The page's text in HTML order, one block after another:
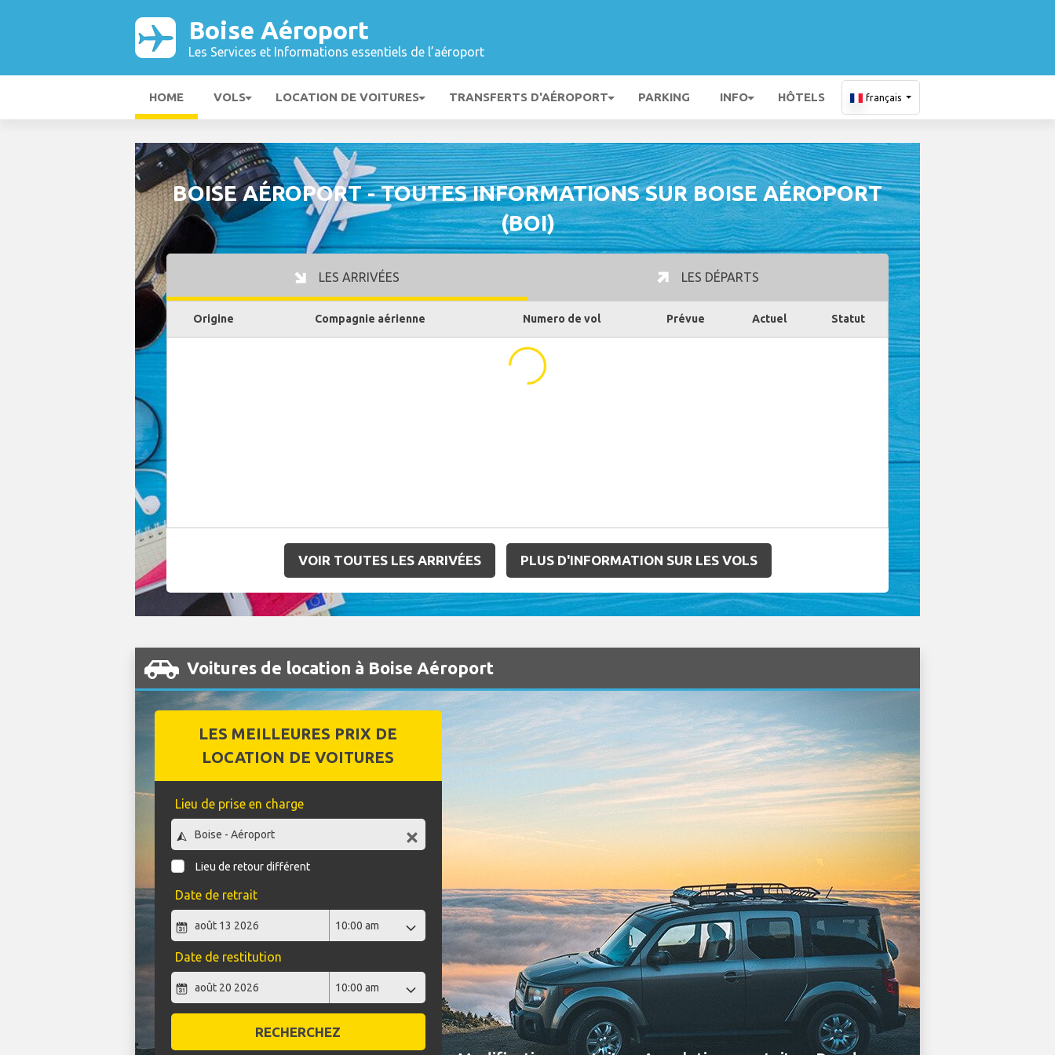
Boise Aéroport
Les Services et Informations essentiels de l’aéroport
HOME VOLS LOCATION DE VOITURES TRANSFERTS D'AÉROPORT PARKING INFO HÔTELS français
BOISE AÉROPORT - TOUTES INFORMATIONS SUR BOISE AÉROPORT
(BOI)
LES ARRIVÉES LES DÉPARTS
Origine Compagnie aérienne Numero de vol Prévue Actuel Statut
...
VOIR TOUTES LES ARRIVÉES PLUS D'INFORMATION SUR LES VOLS
Voitures de location à Boise Aéroport
LES MEILLEURES PRIX DE
LOCATION DE VOITURES
Lieu de prise en charge
Lieu de retour différent
Date de retrait
Date de restitution
RECHERCHEZ